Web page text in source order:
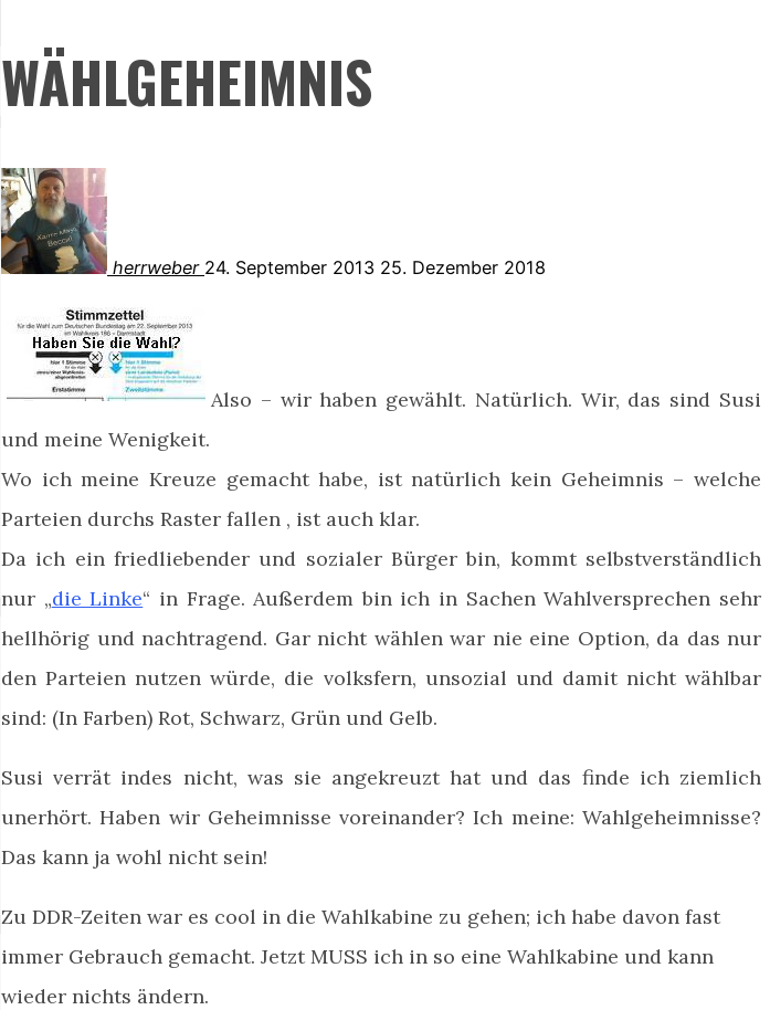
WÄHLGEHEIMNIS
herrweber 24. September 2013 25. Dezember 2018
Also – wir haben gewählt. Natürlich. Wir, das sind Susi
und meine Wenigkeit.
Wo ich meine Kreuze gemacht habe, ist natürlich kein Geheimnis – welche
Parteien durchs Raster fallen , ist auch klar.
Da ich ein friedliebender und sozialer Bürger bin, kommt selbstverständlich
nur „die Linke“ in Frage. Außerdem bin ich in Sachen Wahlversprechen sehr
hellhörig und nachtragend. Gar nicht wählen war nie eine Option, da das nur
den Parteien nutzen würde, die volksfern, unsozial und damit nicht wählbar
sind: (In Farben) Rot, Schwarz, Grün und Gelb.
Susi verrät indes nicht, was sie angekreuzt hat und das finde ich ziemlich
unerhört. Haben wir Geheimnisse voreinander? Ich meine: Wahlgeheimnisse?
Das kann ja wohl nicht sein!
Zu DDR-Zeiten war es cool in die Wahlkabine zu gehen; ich habe davon fast
immer Gebrauch gemacht. Jetzt MUSS ich in so eine Wahlkabine und kann
wieder nichts ändern.